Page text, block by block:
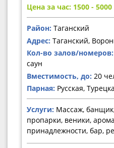
Цена за час: 1500 - 5000
Район: Таганский
Адрес: Таганский,
Кол-во залов/номеров:
саун
Вместимость, до: 20
Парная: Русская,
Услуги: Массаж,
пропарки, веники,
принадлежности, бар,